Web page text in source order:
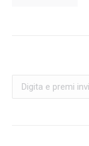
Cerca: